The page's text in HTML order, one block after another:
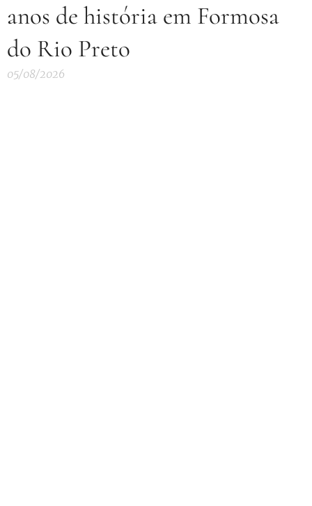
anos de história em Formosa
do Rio Preto
05/08/2026